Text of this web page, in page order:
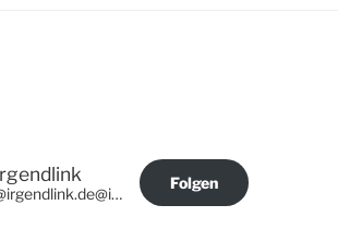
@irgendlink.de@irgendlink.de
Folgen